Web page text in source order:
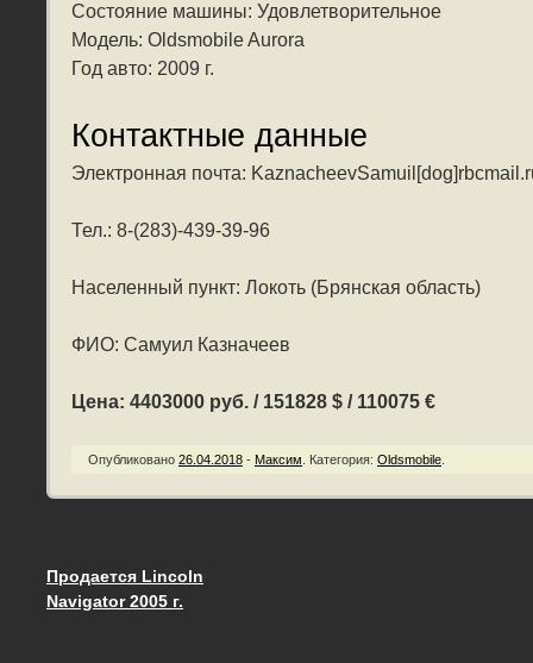
Состояние машины: Удовлетворительное
Модель: Oldsmobile Aurora
Год авто: 2009 г.
Контактные данные
Электронная почта:
Тел.: 8-(283)-439-39-96
Населенный пункт: Локоть (Брянская область)
ФИО: Самуил Казначеев
Цена: 4403000 руб. / 151828 $ / 110075 €
Опубликовано 26.04.2018 - Максим Категория: Oldsmobile
Запись навигация
Продается Lincoln
Navigator 2005 г.